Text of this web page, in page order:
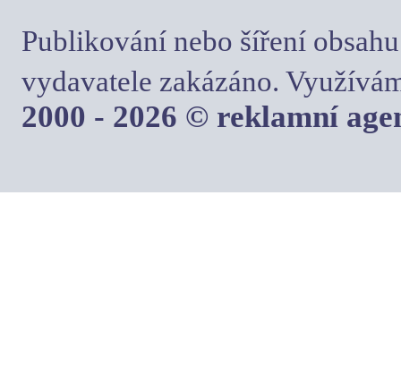
Publikování nebo šíření
vydavatele zakázáno.
2000 - 2026 © reklamní